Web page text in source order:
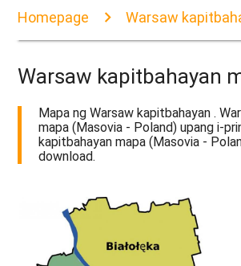
Homepage Warsaw
Warsaw kapitbahayan
Mapa ng Warsaw kapitbahayan .
mapa (Masovia - Poland) upang i-
kapitbahayan mapa (Masovia -
download.